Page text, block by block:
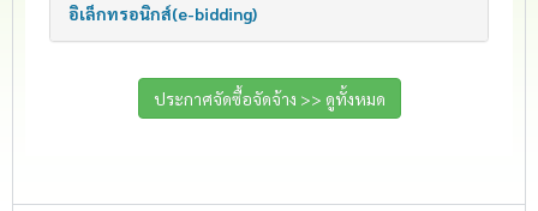
อิเล็กทรอนิกส์(e-bidding)
ประกาศจัดซื้อจัดจ้าง >> ดูทั้งหมด